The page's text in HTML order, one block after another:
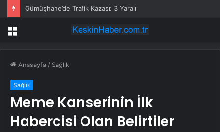
Gümüşhane’de Trafik Kazası: 3 Yaralı
Menü
Anasayfa / Sağlık
Sağlık
Meme Kanserinin İlk
Habercisi Olan Belirtiler